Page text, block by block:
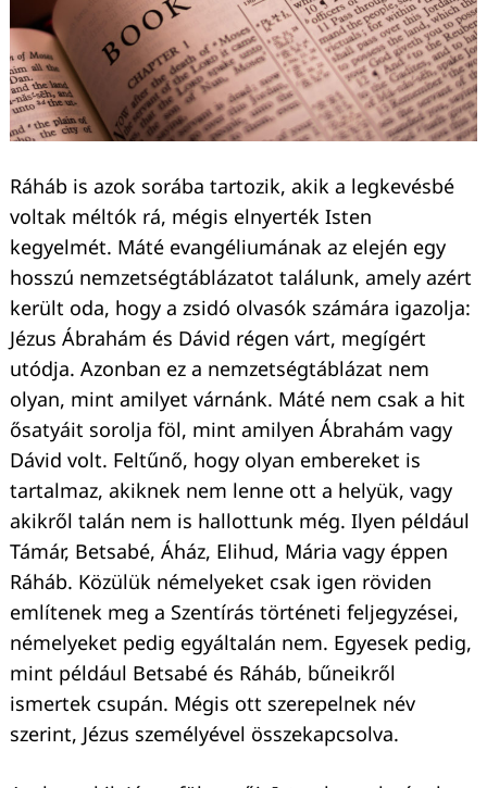
Ráháb is azok sorába tartozik, akik a legkevésbé
voltak méltók rá, mégis elnyerték Isten
kegyelmét. Máté evangéliumának az elején egy
hosszú nemzetségtáblázatot találunk, amely azért
került oda, hogy a zsidó olvasók számára igazolja:
Jézus Ábrahám és Dávid régen várt, megígért
utódja. Azonban ez a nemzetségtáblázat nem
olyan, mint amilyet várnánk. Máté nem csak a hit
ősatyáit sorolja föl, mint amilyen Ábrahám vagy
Dávid volt. Feltűnő, hogy olyan embereket is
tartalmaz, akiknek nem lenne ott a helyük, vagy
akikről talán nem is hallottunk még. Ilyen például
Támár, Betsabé, Áház, Elihud, Mária vagy éppen
Ráháb. Közülük némelyeket csak igen röviden
említenek meg a Szentírás történeti feljegyzései,
némelyeket pedig egyáltalán nem. Egyesek pedig,
mint például Betsabé és Ráháb, bűneikről
ismertek csupán. Mégis ott szerepelnek név
szerint, Jézus személyével összekapcsolva.
Keresés: